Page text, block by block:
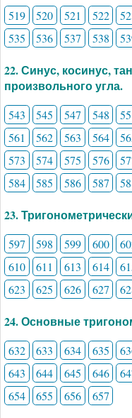
519 520 521 522
535
536 537 538
22. Синус, косинус,
произвольного угла.
543 545 547 548
561
562 563 564
573
574 575 576
584
585 586 587
23.
597 598 599 600
610
611 613 614
623
625 626 627
24. Основные
632 633 634 635
643
644 645 646
654
655 656 657